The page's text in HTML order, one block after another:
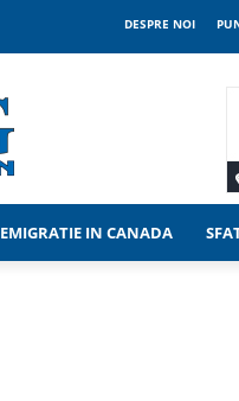
DESPRE NOI
EMIGRATIE IN CANADA